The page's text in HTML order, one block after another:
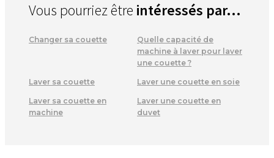
Vous pourriez être intéressés par...
Changer sa couette
Quelle capacité de
machine à laver pour laver
une couette ?
Laver sa couette Laver une couette en soie
Laver sa couette en
machine
Laver une couette en
duvet